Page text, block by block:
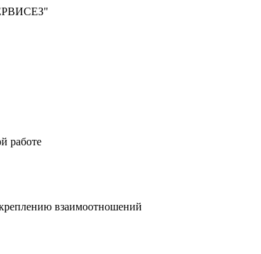
работе
взаимоотношений